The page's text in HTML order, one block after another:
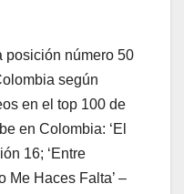
posición número 50
según
en el top 100 de
en Colombia: ‘El
16; ‘Entre
Me Haces Falta’ –